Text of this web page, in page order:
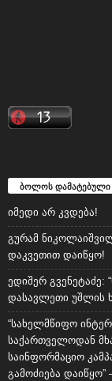
ბოლოს დამატებული
იმედი არ კვდება!
გურამ
დაკვეთით დაიწყო!
ედიშერ გვენეტაძე:
დასავლეთი უშლის
“სახელმწიფო
საქართველოდან
საინფორმაციო
გამოძიება დაიწყო”